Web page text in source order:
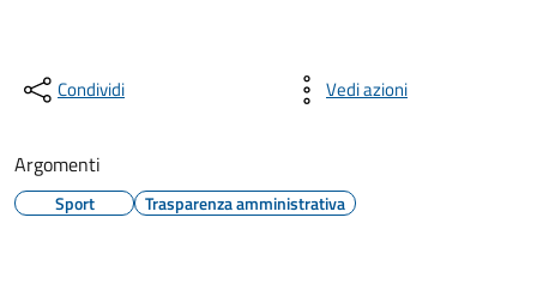
Condividi Vedi azioni
Argomenti
Sport Trasparenza amministrativa